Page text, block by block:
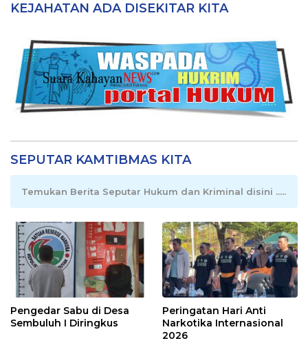
KEJAHATAN ADA DISEKITAR KITA
SEPUTAR KAMTIBMAS KITA
Temukan Berita Seputar Hukum dan Kriminal disini .....
Pengedar Sabu di Desa
Sembuluh I Diringkus
Peringatan Hari Anti
Narkotika Internasional
2026